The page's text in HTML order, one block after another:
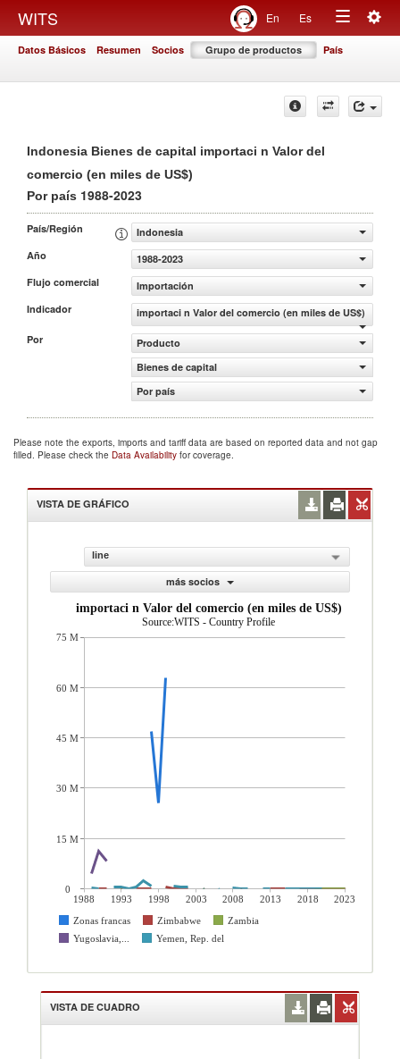
WITS En Es
Toggle
Datos Básicos Resumen Socios Grupo de productos País
Indonesia Bienes de capital importaci n Valor del
comercio (en miles de US$)
Por país 1988-2023
País/Región
Indonesia
Año
1988-2023
Flujo comercial
Importación
Indicador
importaci n Valor del comercio (en miles de US$)
Por
Producto
Bienes de capital
Por país
Please note the exports, imports and tariff data are based on reported data and not gap
filled. Please check the Data Availability for coverage.
VISTA DE GRÁFICO
line
más socios
importaci n Valor del comercio (en miles de US$)
Source:WITS - Country Profile
1988 1993 1998 2003 2008 2013 2018
2023
Zonas francas
Zimbabwe
Zambia
Yugoslavia,...
Yemen, Rep. del
75 M
60 M
45 M
30 M
15 M
0
VISTA DE CUADRO